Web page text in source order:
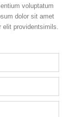
voluptatum
dolor sit amet
elit providentsimils.